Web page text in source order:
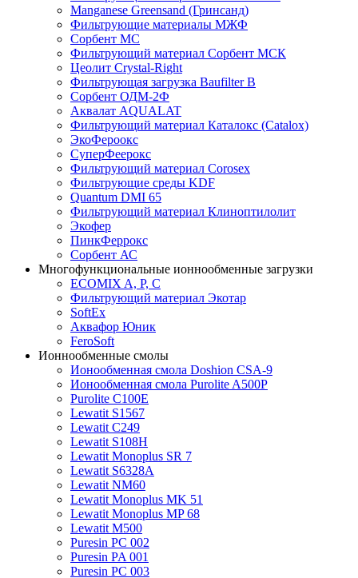
Manganese Greensand (Гринсанд)
Фильтрующие материалы МЖФ
Сорбент МС
Фильтрующий материал Сорбент МСК
Цеолит Crystal-Right
Фильтрующая загрузка Baufilter B
Сорбент ОДМ-2Ф
Аквалат AQUALAT
Фильтрующий материал Каталокс (Catalox)
ЭкоФероокс
СуперФеерокс
Фильтрующий материал Corosex
Фильтрующие среды KDF
Quantum DMI 65
Фильтрующий материал Клиноптилолит
Экофер
ПинкФеррокс
Сорбент АС
Многофункциональные ионнообменные загрузки
ECOMIX A, P, C
Фильтрующий материал Экотар
SoftEx
Аквафор Юник
FeroSoft
Ионнообменные смолы
Ионообменная смола Doshion CSA-9
Ионообменная смола Purolite A500P
Purolite C100E
Lewatit S1567
Lewatit С249
Lewatit S108H
Lewatit Monoplus SR 7
Lewatit S6328A
Lewatit NM60
Lewatit Monoplus MK 51
Lewatit Monoplus MP 68
Lewatit М500
Puresin PC 002
Puresin PA 001
Puresin PC 003